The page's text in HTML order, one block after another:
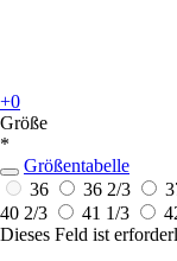
+0
Größe
*
Größentabelle
36
36 2/3
40 2/3
41 1/3
Dieses Feld ist